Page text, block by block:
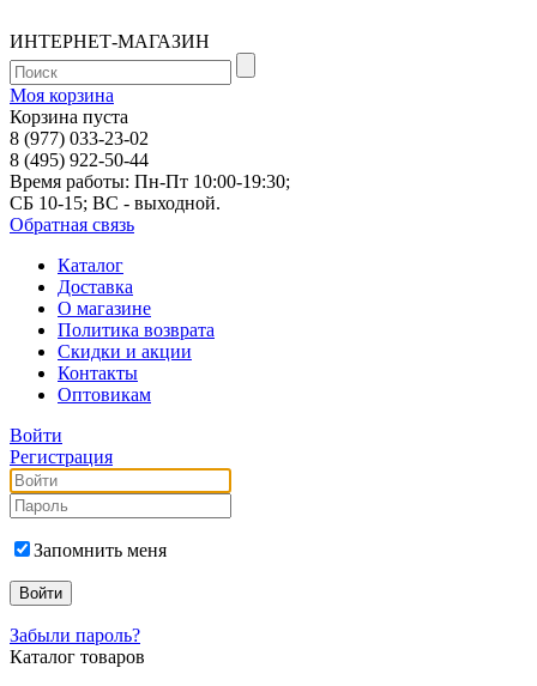
ИНТЕРНЕТ-МАГАЗИН
Моя корзина
Корзина пуста
8 (977) 033-23-02
8 (495) 922-50-44
Время работы: Пн-Пт 10:00-19:30;
СБ 10-15; ВС - выходной.
Обратная связь
Каталог
Доставка
О магазине
Политика возврата
Скидки и акции
Контакты
Оптовикам
Войти
Регистрация
Запомнить меня
Забыли пароль?
Каталог товаров